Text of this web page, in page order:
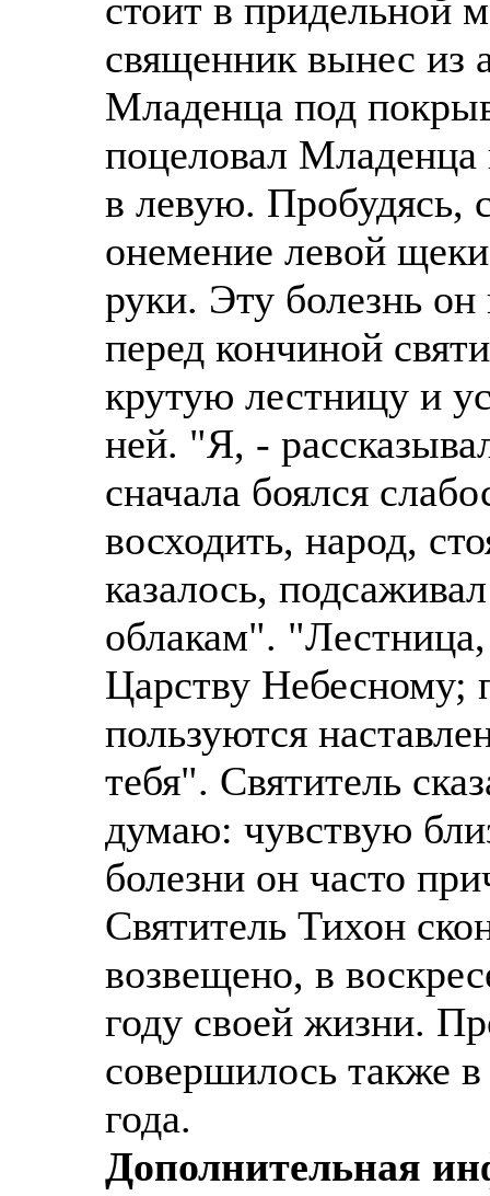
стоит в придельной
священник вынес из
Младенца под
поцеловал Младенца
в левую. Пробудясь,
онемение левой
руки. Эту болезнь
перед кончиной
крутую лестницу и
ней. "Я, -
сначала боялся
восходить, народ,
казалось,
облакам".
Царству Небесному;
пользуются
тебя". Святитель
думаю: чувствую
болезни он часто
Святитель Тихон
возвещено, в
году своей жизни.
совершилось также в
года.
Дополнительная